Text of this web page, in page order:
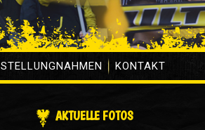
STELLUNGNAHMEN KONTAKT
AKTUELLE FOTOS